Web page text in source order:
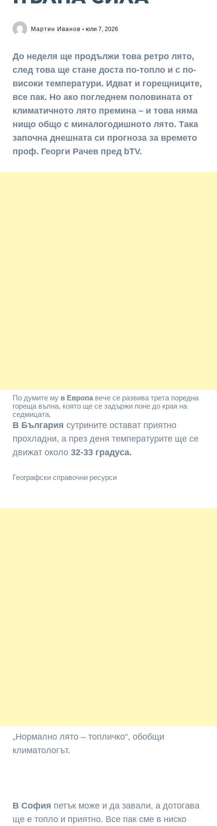
Мартин Иванов юли 7, 2026
До неделя ще продължи това ретро лято,
след това ще стане доста по-топло и с по-
високи температури. Идват и горещниците,
все пак. Но ако погледнем половината от
климатичното лято премина – и това няма
нищо общо с миналогодишното лято. Така
започна днешната си прогноза за времето
проф. Георги Рачев пред bTV.
По думите му в Европа вече се развива трета поредна
гореща вълна, която ще се задържи поне до края на
седмицата.
В България сутрините остават приятно
прохладни, а през деня температурите ще се
движат около32-33 градуса.
Географски справочни ресурси
„Нормално лято – топличко“, обобщи
климатологът.
В София петък може и да завали, а дотогава
ще е топло и приятно. Все пак сме в ниско